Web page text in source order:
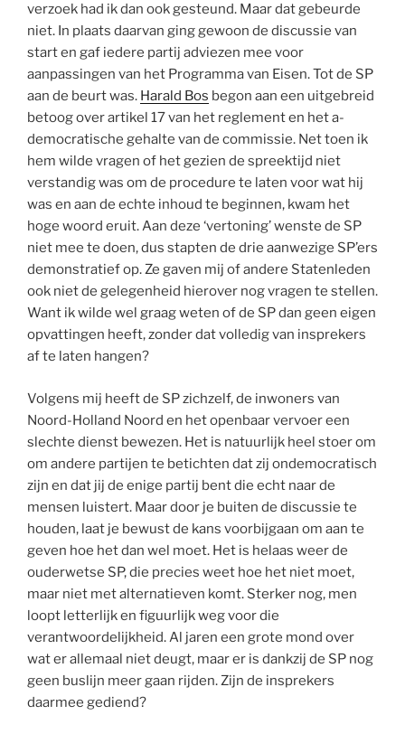
verzoek had ik dan ook gesteund. Maar dat gebeurde
niet. In plaats daarvan ging gewoon de discussie van
start en gaf iedere partij adviezen mee voor
aanpassingen van het Programma van Eisen. Tot de SP
aan de beurt was. Harald Bos begon aan een uitgebreid
betoog over artikel 17 van het reglement en het a-
democratische gehalte van de commissie. Net toen ik
hem wilde vragen of het gezien de spreektijd niet
verstandig was om de procedure te laten voor wat hij
was en aan de echte inhoud te beginnen, kwam het
hoge woord eruit. Aan deze ‘vertoning’ wenste de SP
niet mee te doen, dus stapten de drie aanwezige SP’ers
demonstratief op. Ze gaven mij of andere Statenleden
ook niet de gelegenheid hierover nog vragen te stellen.
Want ik wilde wel graag weten of de SP dan geen eigen
opvattingen heeft, zonder dat volledig van insprekers
af te laten hangen?
Volgens mij heeft de SP zichzelf, de inwoners van
Noord-Holland Noord en het openbaar vervoer een
slechte dienst bewezen. Het is natuurlijk heel stoer om
om andere partijen te betichten dat zij ondemocratisch
zijn en dat jij de enige partij bent die echt naar de
mensen luistert. Maar door je buiten de discussie te
houden, laat je bewust de kans voorbijgaan om aan te
geven hoe het dan wel moet. Het is helaas weer de
ouderwetse SP, die precies weet hoe het niet moet,
maar niet met alternatieven komt. Sterker nog, men
loopt letterlijk en figuurlijk weg voor die
verantwoordelijkheid. Al jaren een grote mond over
wat er allemaal niet deugt, maar er is dankzij de SP nog
geen buslijn meer gaan rijden. Zijn de insprekers
daarmee gediend?